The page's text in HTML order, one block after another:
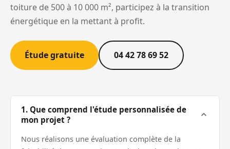
toiture de 500 à 10 000 m², participez à la transition
énergétique en la mettant à profit.
Étude gratuite 04 42 78 69 52
1. Que comprend l'étude personnalisée de
mon projet ?
Nous réalisons une évaluation complète de la